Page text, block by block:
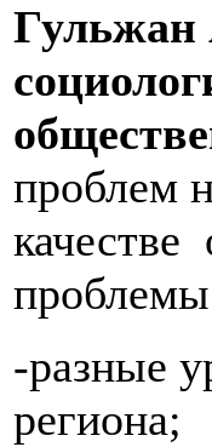
Гульжан
проблем
-разные
региона;